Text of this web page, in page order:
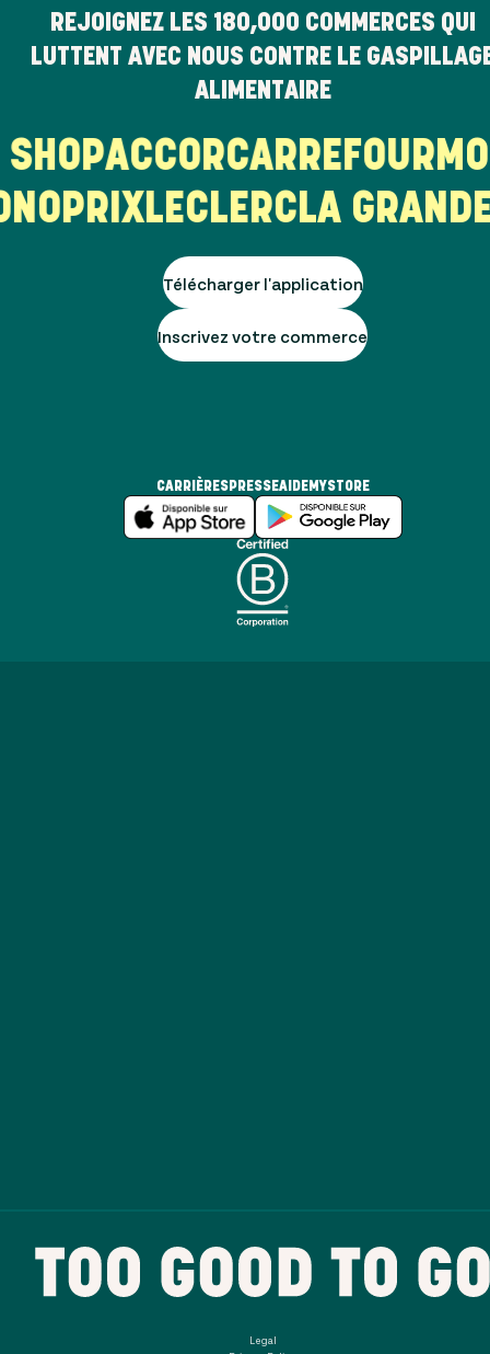
REJOIGNEZ LES 180,000 COMMERCES QUI
LUTTENT AVEC NOUS CONTRE LE
ALIMENTAIRE
SHOPACCORCARREFOUR
LECLERCLA GRANDE
Télécharger l'application
Inscrivez votre commerce
CARRIÈRESPRESSEAIDEMYSTORE
Legal